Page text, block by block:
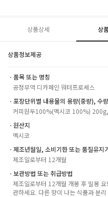
상품상세 상
상품정보제공
ㆍ품목 또는 명칭
공정무역 디카페인 워터프로세스
ㆍ포장단위별 내용물의 용량(중량), 수
커피원두100%(멕시코 100%)
ㆍ원산지
멕시코
ㆍ제조년월일, 소비기한 또는 품질유지
제조일로부터 12개월
ㆍ보관방법 또는 취급방법
제조일로부터 12개월 개봉 후 밀봉
관하세요. 다른 향이 나는 식품과 분